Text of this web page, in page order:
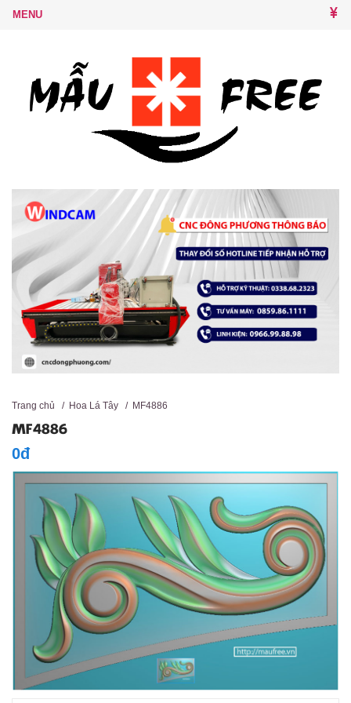
Trang chủ / Hoa Lá Tây / MF4886
MF4886
0đ